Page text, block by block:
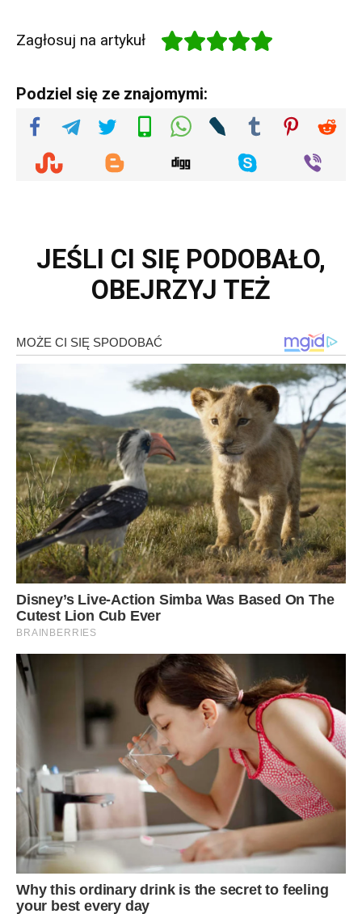
Zagłosuj na artykuł
Podziel się ze znajomymi:
JEŚLI CI SIĘ PODOBAŁO,
OBEJRZYJ TEŻ